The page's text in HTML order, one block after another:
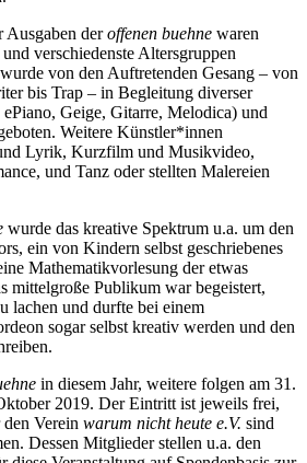
Ausgaben deroffenen buehne waren
verschiedenste Altersgruppen
von den Auftretenden Gesang – von
bis Trap – in Begleitung diverser
Geige, Gitarre, Melodica) und
Weitere Künstler*innen
Lyrik, Kurzfilm und Musikvideo,
und Tanz oder stellten Malereien
wurde das kreative Spektrum u.a. um den
ein von Kindern selbst geschriebenes
Mathematikvorlesung der etwas
mittelgroße Publikum war begeistert,
lachen und durfte bei einem
sogar selbst kreativ werden und den
in diesem Jahr, weitere folgen am 31.
2019. Der Eintritt ist jeweils frei,
Verein warum nicht heute e.V. sind
Dessen Mitglieder stellen u.a. den